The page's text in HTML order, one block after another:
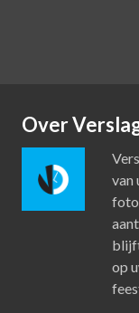
Over
van
foto
op